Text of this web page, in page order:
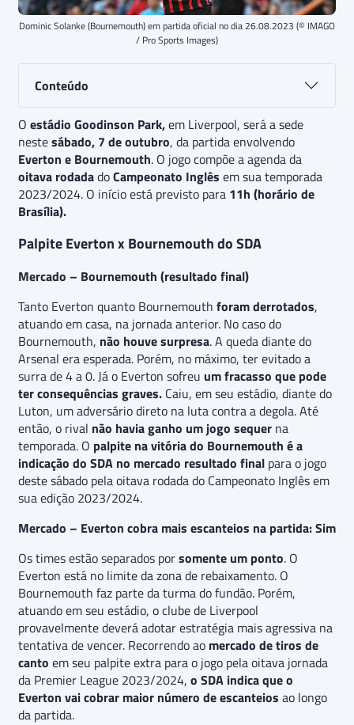
Dominic Solanke (Bournemouth) em partida oficial no dia 26.08.2023 (© IMAGO
/ Pro Sports Images)
Conteúdo
O estádio Goodinson Park,em Liverpool, será a sede
nestesábado, 7 de outubro, da partida envolvendo
Everton e Bournemouth. O jogo compõe a agenda da
oitava rodadadoCampeonato Inglês em sua temporada
2023/2024. O início está previsto para 11h (horário de
Brasília).
Palpite Everton x Bournemouth do SDA
Mercado – Bournemouth (resultado final)
Tanto Everton quanto Bournemouth foram derrotados,
atuando em casa, na jornada anterior. No caso do
Bournemouth, não houve surpresa. A queda diante do
Arsenal era esperada. Porém, no máximo, ter evitado a
surra de 4 a 0. Já o Everton sofreu um fracasso que pode
ter consequências graves. Caiu, em seu estádio, diante do
Luton, um adversário direto na luta contra a degola. Até
então, o rival não havia ganho um jogo sequer na
temporada. O palpite na vitória do Bournemouth é a
indicação do SDA no mercado resultado final para o jogo
deste sábado pela oitava rodada do Campeonato Inglês em
sua edição 2023/2024.
Mercado – Everton cobra mais escanteios na partida: Sim
Os times estão separados porsomente um ponto. O
Everton está no limite da zona de rebaixamento. O
Bournemouth faz parte da turma do fundão. Porém,
atuando em seu estádio, o clube de Liverpool
provavelmente deverá adotar estratégia mais agressiva na
tentativa de vencer. Recorrendo ao mercado de tiros de
canto em seu palpite extra para o jogo pela oitava jornada
da Premier League 2023/2024, o SDA indica que o
Everton vai cobrar maior número de escanteios ao longo
da partida.